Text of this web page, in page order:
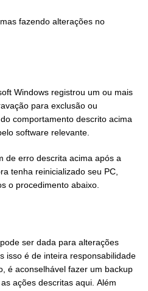
fazendo alterações no
Windows registrou um ou mais
para exclusão ou
comportamento descrito acima
software relevante.
de erro descrita acima após a
tenha reinicializado seu PC,
o procedimento abaixo.
ser dada para alterações
isso é de inteira responsabilidade
é aconselhável fazer um backup
ações descritas aqui. Além